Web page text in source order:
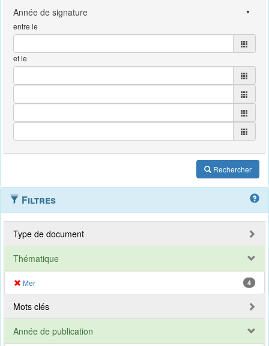
entre le
et le
Rechercher
Filtres
Type de document
Thématique
Mer 4
Mots clés
Année de publication